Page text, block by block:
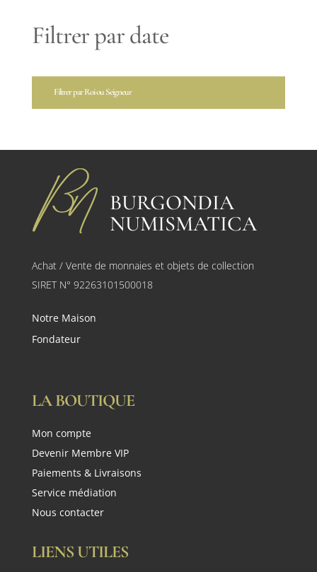
Filtrer par date
Filtrer par Roi ou Seigneur
BURGONDIA
NUMISMATICA
Achat / Vente de monnaies et objets de collection
SIRET N° 92263101500018
Notre Maison
Fondateur
LA BOUTIQUE
Mon compte
Devenir Membre VIP
Paiements & Livraisons
Service médiation
Nous contacter
LIENS UTILES